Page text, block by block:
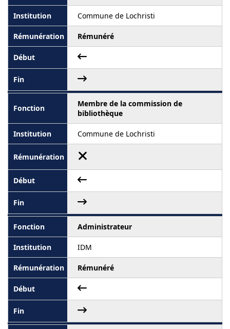
Commune de Lochristi
Rémunéré
Membre de la commission de
bibliothèque
Commune de Lochristi
Administrateur
IDM
Rémunéré